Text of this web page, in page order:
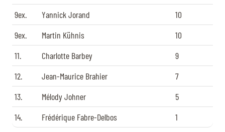
9ex.
Yannick Jorand
10
9ex.
Martin Kühnis
10
11.
Charlotte Barbey
9
12.
Jean-Maurice Brahier
7
13.
Mélody Johner
5
14.
Frédérique Fabre-Delbos 1